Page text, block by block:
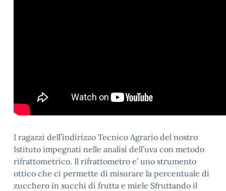
I ragazzi dell’indirizzo Tecnico Agrario del nostro
Istituto impegnati nelle analisi dell’uva con metodo
rifrattometrico. Il rifrattometro e’ uno strumento
ottico che ci permette di misurare la percentuale di
zucchero in succhi di frutta e miele Sfruttando il